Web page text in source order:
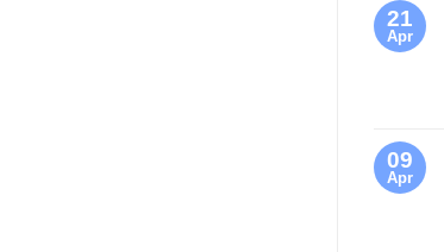
21
Apr
09
Apr